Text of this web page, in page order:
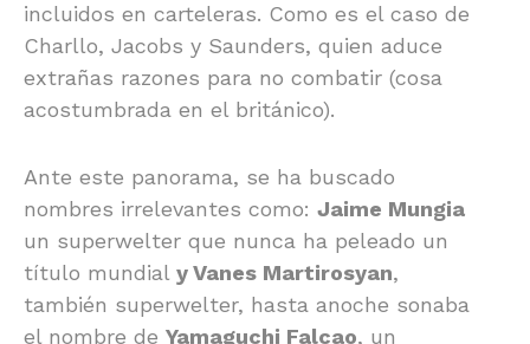
incluidos en carteleras. Como es el caso de
Charllo, Jacobs y Saunders, quien aduce
extrañas razones para no combatir (cosa
acostumbrada en el británico).
Ante este panorama, se ha buscado
nombres irrelevantes como: Jaime Mungia
un superwelter que nunca ha peleado un
título mundial y Vanes Martirosyan,
también superwelter, hasta anoche sonaba
el nombre de Yamaguchi Falcao, un